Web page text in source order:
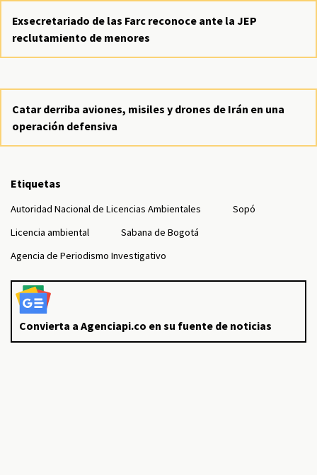
Exsecretariado de las Farc reconoce ante la JEP
reclutamiento de menores
Catar derriba aviones, misiles y drones de Irán en una
operación defensiva
Etiquetas
Autoridad Nacional de Licencias Ambientales
Sopó
Licencia ambiental
Sabana de Bogotá
Agencia de Periodismo Investigativo
Convierta a Agenciapi.co en su fuente de noticias